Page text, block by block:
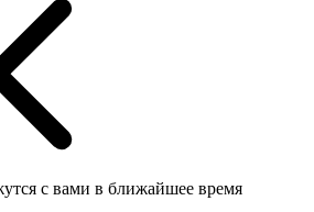
с вами в ближайшее время